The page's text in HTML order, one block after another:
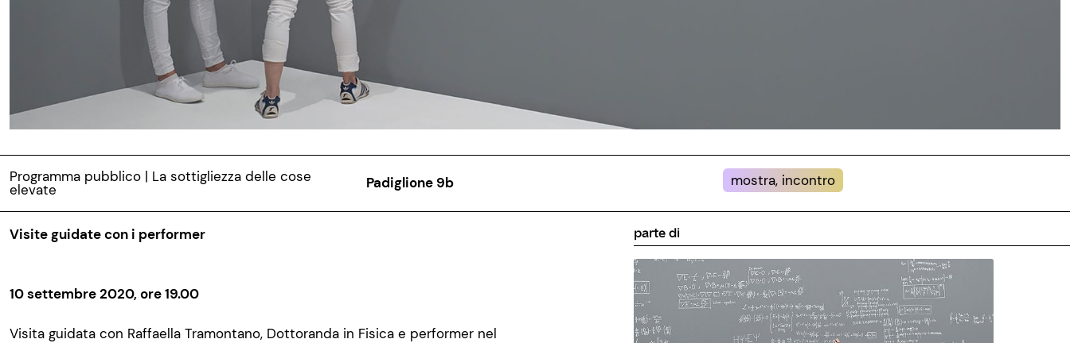
Programma pubblico | La sottigliezza delle cose
elevate Padiglione 9b mostra, incontro
Visite guidate con i performer
10 settembre 2020, ore 19.00
Visita guidata con Raffaella Tramontano, Dottoranda in Fisica e performer nel
parte di